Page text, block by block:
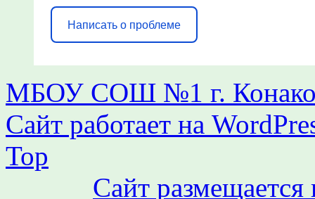
Написать о проблеме
МБОУ СОШ №1 г.
Сайт работает на
Top
Сайт размещается